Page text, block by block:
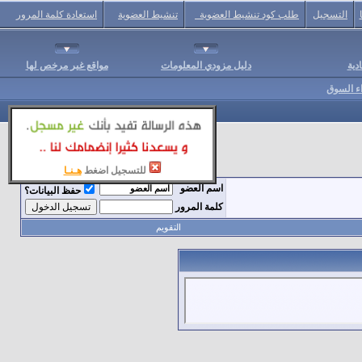
للتسجيل اضغط هـنـا
التسجيل طلب كود تنشيط العضوية تنشيط العضوية استعادة كلمة المرور
دليل مزودي المعلومات مواقع غير مرخص لها
السوق
اسم العضو
حفظ البيانات؟
كلمة المرور
التقويم